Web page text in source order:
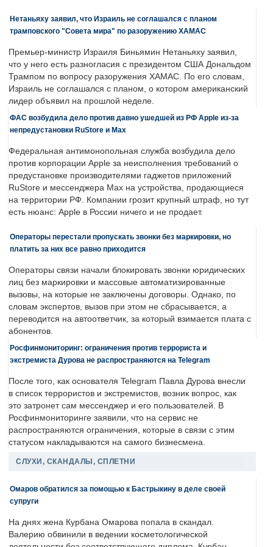
Нетаньяху заявил, что Израиль не соглашался с планом
трамповского "Совета мира" по разоружению ХАМАС
Премьер-министр Израиля Биньямин Нетаньяху заявил,
что у него есть разногласия с президентом США Дональдом
Трампом по вопросу разоружения ХАМАС. По его словам,
Израиль не соглашался с планом, о котором американский
лидер объявил на прошлой неделе.
ФАС возбудила дело против давно ушедшей из РФ Apple из-за
непредустановки RuStore и Max
Федеральная антимонопольная служба возбудила дело
против корпорации Apple за неисполнения требований о
предустановке производителями гаджетов приложений
RuStore и мессенджера Max на устройства, продающиеся
на территории РФ. Компании грозит крупный штраф, но тут
есть нюанс: Apple в России ничего и не продает.
Операторы перестали пропускать звонки без маркировки, но
платить за них все равно приходится
Операторы связи начали блокировать звонки юридических
лиц без маркировки и массовые автоматизированные
вызовы, на которые не заключены договоры. Однако, по
словам экспертов, вызов при этом не сбрасывается, а
переводится на автоответчик, за который взимается плата с
абонентов.
Росфинмониторинг: ограничения против террориста и
экстремиста Дурова не распространяются на Telegram
После того, как основателя Telegram Павла Дурова внесли
в список террористов и экстремистов, возник вопрос, как
это затронет сам мессенджер и его пользователей. В
Росфинмониторинге заявили, что на сервис не
распространяются ограничения, которые в связи с этим
статусом накладываются на самого бизнесмена.
СЛУХИ, СКАНДАЛЫ, СПЛЕТНИ
Омаров обратился за помощью к Бастрыкину в деле своей
супруги
На днях жена Курбана Омарова попала в скандал.
Валерию обвинили в ведении косметологической